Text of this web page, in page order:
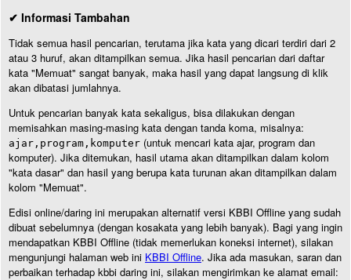
✔ Informasi Tambahan
Tidak semua hasil pencarian, terutama jika kata yang dicari terdiri dari 2
atau 3 huruf, akan ditampilkan semua. Jika hasil pencarian dari daftar
kata "Memuat" sangat banyak, maka hasil yang dapat langsung di klik
akan dibatasi jumlahnya.
Untuk pencarian banyak kata sekaligus, bisa dilakukan dengan
memisahkan masing-masing kata dengan tanda koma, misalnya:
ajar,program,komputer (untuk mencari kata ajar, program dan
komputer). Jika ditemukan, hasil utama akan ditampilkan dalam kolom
"kata dasar" dan hasil yang berupa kata turunan akan ditampilkan dalam
kolom "Memuat".
Edisi online/daring ini merupakan alternatif versi KBBI Offline yang sudah
dibuat sebelumnya (dengan kosakata yang lebih banyak). Bagi yang ingin
mendapatkan KBBI Offline (tidak memerlukan koneksi internet), silakan
mengunjungi halaman web ini KBBI Offline. Jika ada masukan, saran dan
perbaikan terhadap kbbi daring ini, silakan mengirimkan ke alamat email: